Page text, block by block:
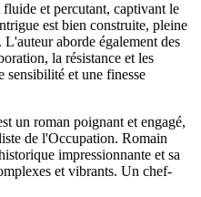
et percutant, captivant le
est bien construite, pleine
L'auteur aborde également des
la résistance et les
sensibilité et une finesse
un roman poignant et engagé,
de l'Occupation. Romain
impressionnante et sa
et vibrants. Un chef-